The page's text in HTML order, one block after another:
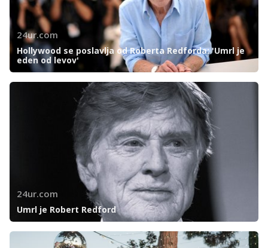
24ur.com
Hollywood se poslavlja od Roberta Redforda: 'Umrl je
eden od levov'
24ur.com
Umrl je Robert Redford